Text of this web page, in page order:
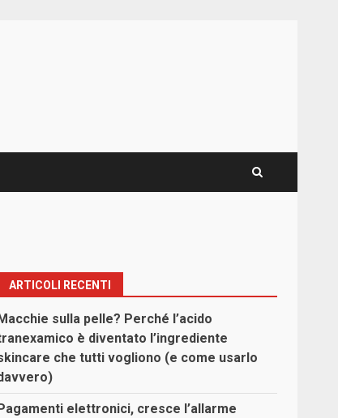
ARTICOLI RECENTI
sulla pelle? Perché l’acido
è diventato l’ingrediente
che tutti vogliono (e come usarlo
elettronici, cresce l’allarme